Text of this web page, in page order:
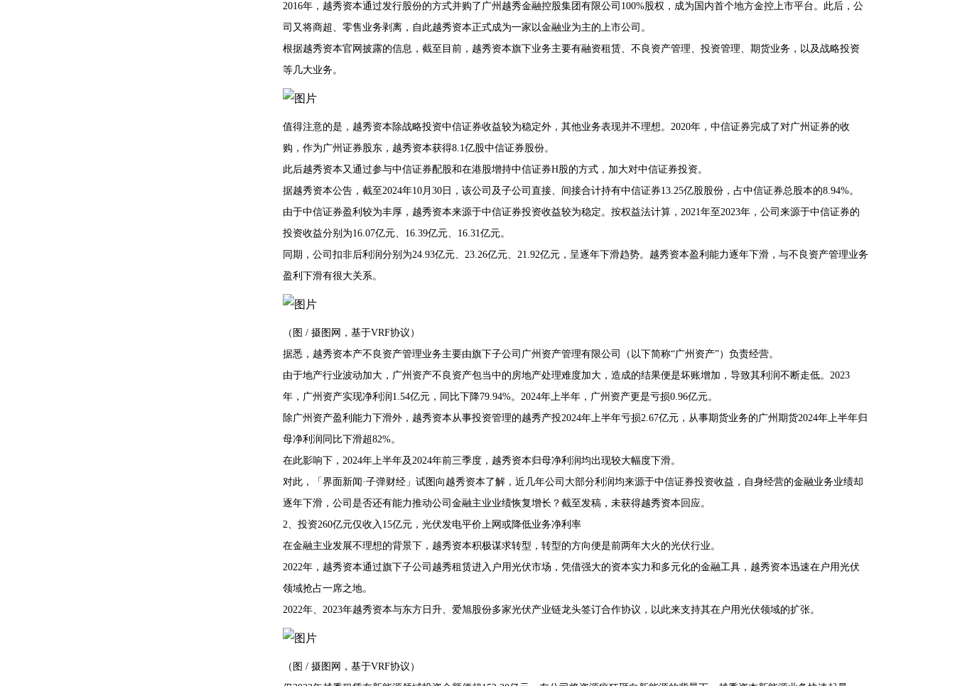
2016年，越秀资本通过发行股份的方式并购了广州越秀金融控股集团有限公司100%股权，成为国内首个地方金控上市平台。此后，公
司又将商超、零售业务剥离，自此越秀资本正式成为一家以金融业为主的上市公司。
根据越秀资本官网披露的信息，截至目前，越秀资本旗下业务主要有融资租赁、不良资产管理、投资管理、期货业务，以及战略投资
等几大业务。
值得注意的是，越秀资本除战略投资中信证券收益较为稳定外，其他业务表现并不理想。2020年，中信证券完成了对广州证券的收
购，作为广州证券股东，越秀资本获得8.1亿股中信证券股份。
此后越秀资本又通过参与中信证券配股和在港股增持中信证券H股的方式，加大对中信证券投资。
据越秀资本公告，截至2024年10月30日，该公司及子公司直接、间接合计持有中信证券13.25亿股股份，占中信证券总股本的8.94%。
由于中信证券盈利较为丰厚，越秀资本来源于中信证券投资收益较为稳定。按权益法计算，2021年至2023年，公司来源于中信证券的
投资收益分别为16.07亿元、16.39亿元、16.31亿元。
同期，公司扣非后利润分别为24.93亿元、23.26亿元、21.92亿元，呈逐年下滑趋势。越秀资本盈利能力逐年下滑，与不良资产管理业务
盈利下滑有很大关系。
（图 / 摄图网，基于VRF协议）
据悉，越秀资本产不良资产管理业务主要由旗下子公司广州资产管理有限公司（以下简称“广州资产”）负责经营。
由于地产行业波动加大，广州资产不良资产包当中的房地产处理难度加大，造成的结果便是坏账增加，导致其利润不断走低。2023
年，广州资产实现净利润1.54亿元，同比下降79.94%。2024年上半年，广州资产更是亏损0.96亿元。
除广州资产盈利能力下滑外，越秀资本从事投资管理的越秀产投2024年上半年亏损2.67亿元，从事期货业务的广州期货2024年上半年归
母净利润同比下滑超82%。
在此影响下，2024年上半年及2024年前三季度，越秀资本归母净利润均出现较大幅度下滑。
对此，「界面新闻·子弹财经」试图向越秀资本了解，近几年公司大部分利润均来源于中信证券投资收益，自身经营的金融业务业绩却
逐年下滑，公司是否还有能力推动公司金融主业业绩恢复增长？截至发稿，未获得越秀资本回应。
2、投资260亿元仅收入15亿元，光伏发电平价上网或降低业务净利率
在金融主业发展不理想的背景下，越秀资本积极谋求转型，转型的方向便是前两年大火的光伏行业。
2022年，越秀资本通过旗下子公司越秀租赁进入户用光伏市场，凭借强大的资本实力和多元化的金融工具，越秀资本迅速在户用光伏
领域抢占一席之地。
2022年、2023年越秀资本与东方日升、爱旭股份多家光伏产业链龙头签订合作协议，以此来支持其在户用光伏领域的扩张。
（图 / 摄图网，基于VRF协议）